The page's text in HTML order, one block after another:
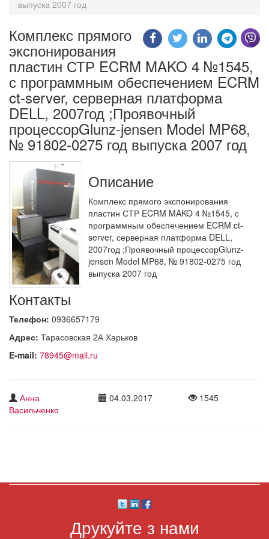
выпуска 2007 год
Комплекс прямого
экспонирования
пластин СТР ECRM MAKO 4 №1545,
с программным обеспечением ECRM
ct-server, серверная платформа
DELL, 2007год ;Проявочный
процессорGlunz-jensen Model MP68,
№ 91802-0275 год выпуска 2007 год
Описание
Комплекс прямого экспонирования
пластин СТР ECRM MAKO 4 №1545, с
программным обеспечением ECRM ct-
server, серверная платформа DELL,
2007год ;Проявочный процессорGlunz-
jensen Model MP68, № 91802-0275 год
выпуска 2007 год
Контакты
Телефон: 0936657179
Адрес: Тарасовская 2А Харьков
E-mail: 78945@mail.ru
Анна
Васильченко
04.03.2017 1545
Друкуйте з нами